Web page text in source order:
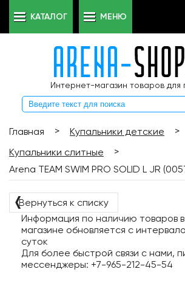
Интернет-магазин товаров для
КАТАЛОГ МЕНЮ
Главная > Купальники детские
>
Купальники слитные
>
Arena TEAM SWIM PRO SOLID L JR
❬Вернуться к списку
Информация по наличию товаров
магазине обновляется с
суток
Для более быстрой связи с нами,
мессенджеры: +7-965-212-45-54